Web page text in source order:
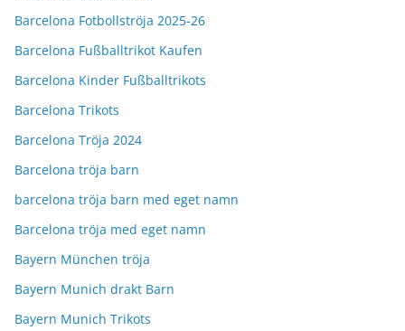
Barcelona Fotbollströja 2025-26
Barcelona Fußballtrikot Kaufen
Barcelona Kinder Fußballtrikots
Barcelona Trikots
Barcelona Tröja 2024
Barcelona tröja barn
barcelona tröja barn med eget namn
Barcelona tröja med eget namn
Bayern München tröja
Bayern Munich drakt Barn
Bayern Munich Trikots